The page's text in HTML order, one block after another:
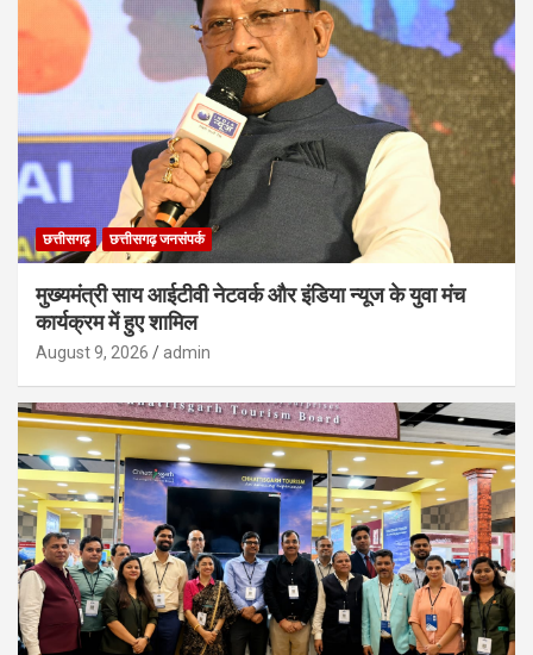
छत्तीसगढ़ छत्तीसगढ़ जनसंपर्क
मुख्यमंत्री साय आईटीवी नेटवर्क और इंडिया न्यूज के युवा मंच
कार्यक्रम में हुए शामिल
August 9, 2026 admin